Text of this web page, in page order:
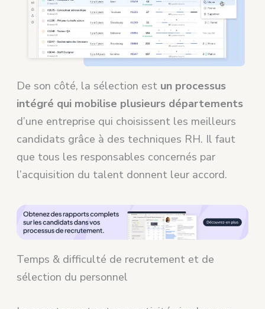
De son côté, la sélection est un processus
intégré qui mobilise plusieurs départements
d’une entreprise qui choisissent les meilleurs
candidats grâce à des techniques RH. Il faut
que tous les responsables concernés par
l’acquisition du talent donnent leur accord.
Temps & difficulté de recrutement et de
sélection du personnel